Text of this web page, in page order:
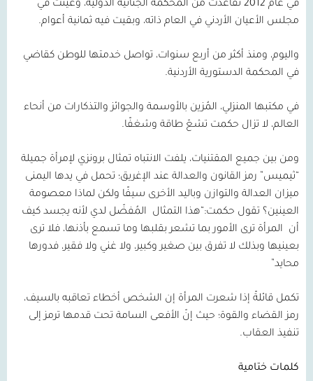
في عام 2012 تقاعدت من المحكمة الجنائية الدولية، وعُينت في
مجلس الأعيان الأردني في العام ذاته، وبقيت فيه ثمانية أعوام.
واليوم، ومنذ أكثر من أربع سنوات، تواصل خدمتها للوطن كقاضي
في المحكمة الدستورية الأردنية.
في مكتبها المنزلي، المُزين بالأوسمة والجوائز والتذكارات من أنحاء
العالم، لا تزال حكمت تشعّ طاقة وشغفًا.
ومن بين جميع المقتنيات، يلفت الانتباه تمثال برونزي لإمرأة جميلة
“ثيميس” رمز القانون والعدالة عند الإغريق؛ تحمل في يدها اليمنى
ميزان العدالة والتوازن وباليد الأخرى سيفًا ولكن لماذا معصومة
العينين؟ تقول حكمت:“هذا التمثال
المُفضّل لدي لأنه يجسد كيف
أن
المرأة ترى الأمور بما تشعر بقلبها وما تسمع بأذنها، فلا ترى
بعينيها وبذلك لا تفرق بين صغير وكبير، ولا غني ولا فقير، فدورها
محايد”
تكمل قائلةً إذا شعرت المرأة إن الشخص أخطاء تعاقبه بالسيف،
رمز القضاء والقوة؛ حيث إنّ الأفعى السامة تحت قدمها ترمز إلى
تنفيذ العقاب.
كلمات ختامية